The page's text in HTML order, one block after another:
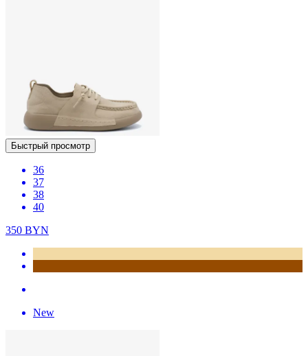
Быстрый просмотр
36
37
38
40
350 BYN
New